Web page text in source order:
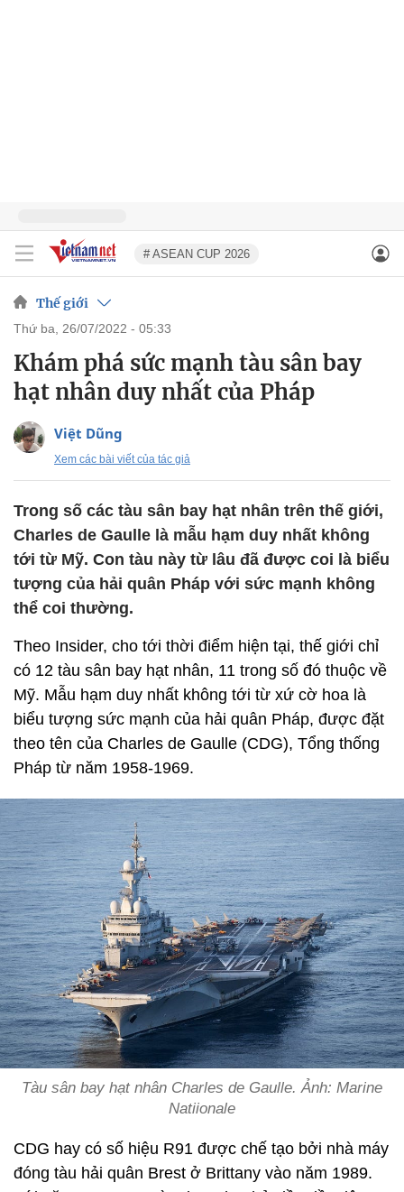
# ASEAN CUP 2026
Thế giới
thứ ba, 26/07/2022 - 05:33
Khám phá sức mạnh tàu sân bay
hạt nhân duy nhất của Pháp
Việt Dũng
Xem các bài viết của tác giả
Trong số các tàu sân bay hạt nhân trên thế giới,
Charles de Gaulle là mẫu hạm duy nhất không
tới từ Mỹ. Con tàu này từ lâu đã được coi là biểu
tượng của hải quân Pháp với sức mạnh không
thể coi thường.
Theo Insider, cho tới thời điểm hiện tại, thế giới chỉ
có 12 tàu sân bay hạt nhân, 11 trong số đó thuộc về
Mỹ. Mẫu hạm duy nhất không tới từ xứ cờ hoa là
biểu tượng sức mạnh của hải quân Pháp, được đặt
theo tên của Charles de Gaulle (CDG), Tổng thống
Pháp từ năm 1958-1969.
Tàu sân bay hạt nhân Charles de Gaulle. Ảnh: Marine
Natiionale
CDG hay có số hiệu R91 được chế tạo bởi nhà máy
đóng tàu hải quân Brest ở Brittany vào năm 1989.